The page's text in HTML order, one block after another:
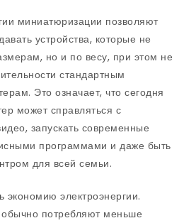
миниатюризации позволяют
устройства, которые не
но и по весу, при этом не
стандартным
Это означает, что сегодня
может справляться с
запускать современные
программами и даже быть
для всей семьи.
экономию электроэнергии.
потребляют меньше